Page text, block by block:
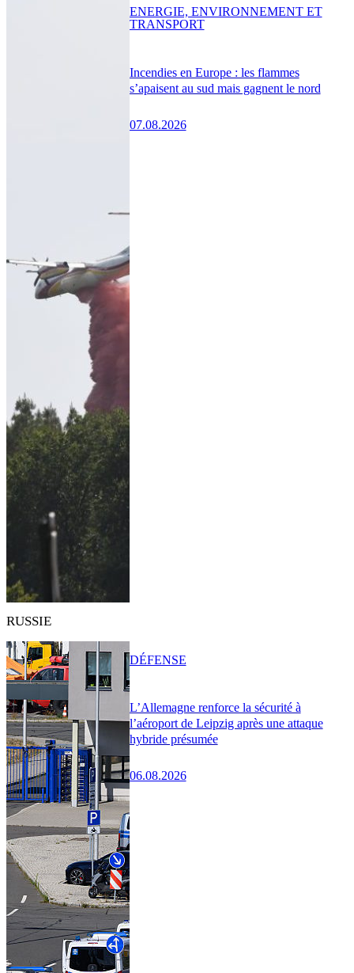
Incendies en Europe : les flammes
s’apaisent au sud mais gagnent le nord
07.08.2026
ENERGIE, ENVIRONNEMENT ET
TRANSPORT
RUSSIE
L’Allemagne renforce la sécurité à
l’aéroport de Leipzig après une attaque
hybride présumée
06.08.2026
DÉFENSE